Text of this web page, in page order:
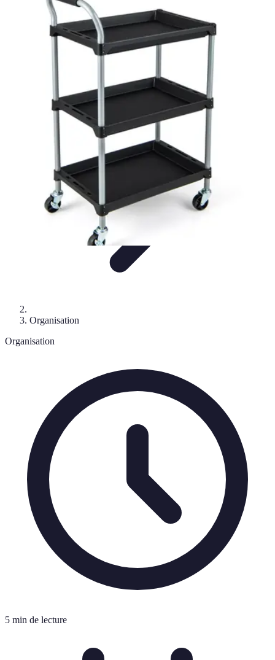
Astuces du Quotidien
Économie domestiqueCuisine et AlimentationCuisine &
OrganisationProductivité
Organisation
Organisation
5 min de lecture